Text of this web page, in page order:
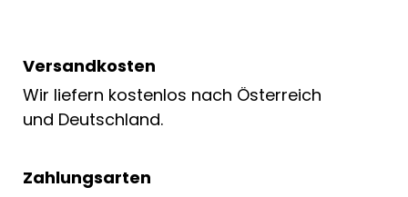
Versandkosten
Wir liefern kostenlos nach Österreich
und Deutschland.
Zahlungsarten